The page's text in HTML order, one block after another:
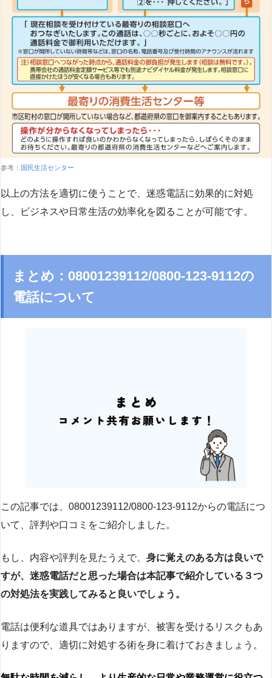
参考： 国民生活センター
以上の方法を適切に使うことで、迷惑電話に効果的に対処
し、ビジネスや日常生活の効率化を図ることが可能です。
まとめ：08001239112/0800-123-9112の
電話について
この記事では、08001239112/0800-123-9112からの電話につ
いて、評判や口コミをご紹介しました。
もし、内容や評判を見たうえで、 身に覚えのある方は良いで
すが、迷惑電話だと思った場合は本記事で紹介している３つ
の対処法を実践してみると良いでしょう。
電話は便利な道具ではありますが、被害を受けるリスクもあ
りますので、適切に対処する術を身に着けておきましょう。